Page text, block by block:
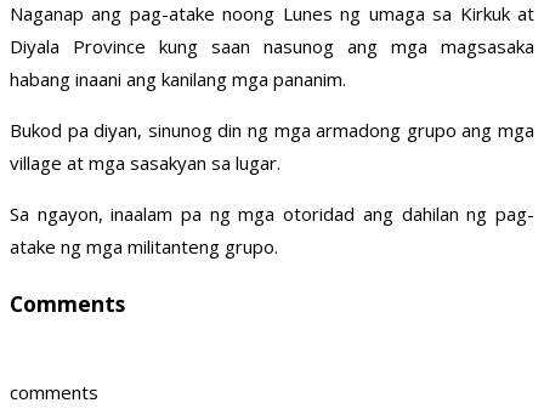
Naganap ang pag-atake noong Lunes ng umaga sa Kirkuk at
Diyala Province kung saan nasunog ang mga magsasaka
habang inaani ang kanilang mga pananim.
Bukod pa diyan, sinunog din ng mga armadong grupo ang mga
village at mga sasakyan sa lugar.
Sa ngayon, inaalam pa ng mga otoridad ang dahilan ng pag-
atake ng mga militanteng grupo.
Comments
comments